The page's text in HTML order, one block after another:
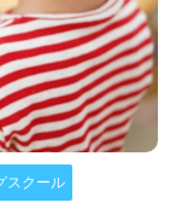
スクール